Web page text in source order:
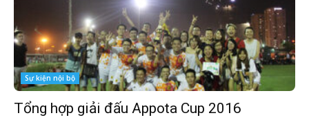
Sự kiện nội bộ
Tổng hợp giải đấu Appota Cup 2016